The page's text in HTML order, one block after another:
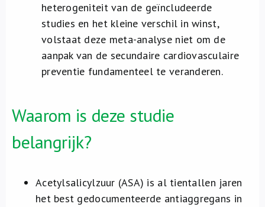
heterogeniteit van de geïncludeerde
studies en het kleine verschil in winst,
volstaat deze meta-analyse niet om de
aanpak van de secundaire cardiovasculaire
preventie fundamenteel te veranderen.
Waarom is deze studie
belangrijk?
Acetylsalicylzuur (ASA) is al tientallen jaren
het best gedocumenteerde antiaggregans in